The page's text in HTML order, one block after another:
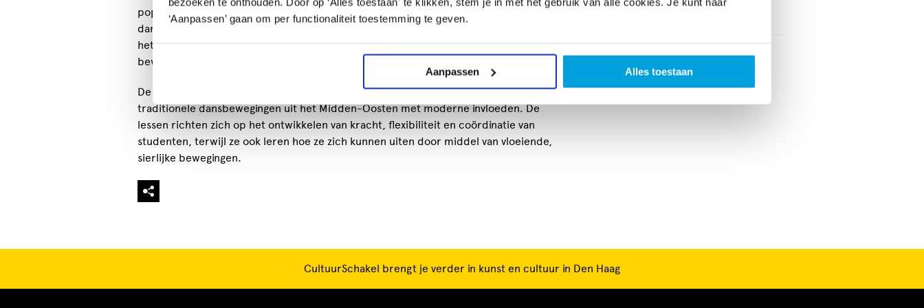
bezoeken te onthouden. Door op ‘Alles toestaan' te klikken, stem je in met het gebruik van alle cookies. Je kunt naar
‘Aanpassen’ gaan om per functionaliteit toestemming te geven.
Aanpassen Alles toestaan
popmuziek en dans, met een scala aan stijlen zoals hiphop, urban en hedendaagse
dans. Studenten leren de populaire k-pop-choreografieën, evenals technieken voor
het beheersen van het ingewikkelde voetenwerk, lichaamsisolaties en scherpe
bewegingen die deze dansstijl definiëren.
De buikdanslessen bij A.S. Dance zijn even boeiend en bevatten een mix van
traditionele dansbewegingen uit het Midden-Oosten met moderne invloeden. De
lessen richten zich op het ontwikkelen van kracht, flexibiliteit en coördinatie van
studenten, terwijl ze ook leren hoe ze zich kunnen uiten door middel van vloeiende,
sierlijke bewegingen.
CultuurSchakel brengt je verder in kunst en cultuur in Den Haag